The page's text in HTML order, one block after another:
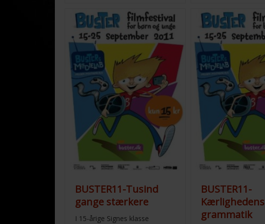
BUSTER11-Tusind
gange stærkere
I 15-årige Signes klasse
BUSTER11-
Kærlighedens
grammatik